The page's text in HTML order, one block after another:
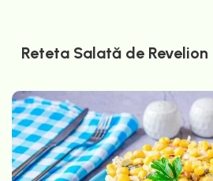
Reteta Salată de